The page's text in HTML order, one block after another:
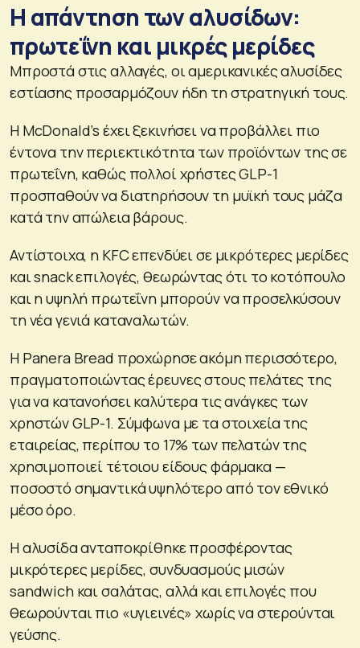
Η απάντηση των αλυσίδων:
πρωτεΐνη και μικρές μερίδες
Μπροστά στις αλλαγές, οι αμερικανικές αλυσίδες
εστίασης προσαρμόζουν ήδη τη στρατηγική τους.
Η McDonald’s έχει ξεκινήσει να προβάλλει πιο
έντονα την περιεκτικότητα των προϊόντων της σε
πρωτεΐνη, καθώς πολλοί χρήστες GLP-1
προσπαθούν να διατηρήσουν τη μυϊκή τους μάζα
κατά την απώλεια βάρους.
Αντίστοιχα, η KFC επενδύει σε μικρότερες μερίδες
και snack επιλογές, θεωρώντας ότι το κοτόπουλο
και η υψηλή πρωτεΐνη μπορούν να προσελκύσουν
τη νέα γενιά καταναλωτών.
Η Panera Bread προχώρησε ακόμη περισσότερο,
πραγματοποιώντας έρευνες στους πελάτες της
για να κατανοήσει καλύτερα τις ανάγκες των
χρηστών GLP-1. Σύμφωνα με τα στοιχεία της
εταιρείας, περίπου το 17% των πελατών της
χρησιμοποιεί τέτοιου είδους φάρμακα —
ποσοστό σημαντικά υψηλότερο από τον εθνικό
μέσο όρο.
Η αλυσίδα ανταποκρίθηκε προσφέροντας
μικρότερες μερίδες, συνδυασμούς μισών
sandwich και σαλάτας, αλλά και επιλογές που
θεωρούνται πιο «υγιεινές» χωρίς να στερούνται
γεύσης.